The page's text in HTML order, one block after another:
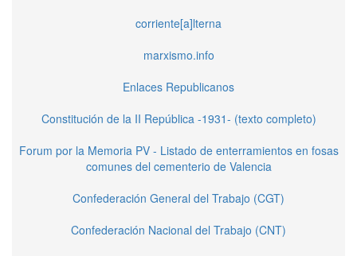
corriente[a]lterna
marxismo.info
Enlaces Republicanos
Constitución de la II República -1931- (texto completo)
Forum por la Memoria PV - Listado de enterramientos en fosas
comunes del cementerio de Valencia
Confederación General del Trabajo (CGT)
Confederación Nacional del Trabajo (CNT)